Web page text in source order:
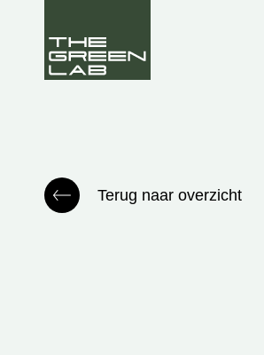
Terug naar overzicht